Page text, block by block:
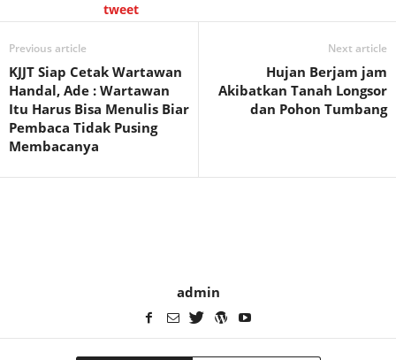
tweet
Previous article
KJJT Siap Cetak Wartawan
Handal, Ade : Wartawan
Itu Harus Bisa Menulis Biar
Pembaca Tidak Pusing
Membacanya
Next article
Hujan Berjam jam
Akibatkan Tanah Longsor
dan Pohon Tumbang
admin